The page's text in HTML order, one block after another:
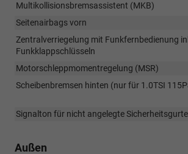
Multikollisionsbremsassistent (MKB)
Seitenairbags vorn
Zentralverriegelung mit Funkfernbedienung
Funkklappschlüsseln
Motorschleppmomentregelung (MSR)
Scheibenbremsen hinten (nur für 1.0TSI
Signalton für nicht angelegte Sicherheitsgurte
Außen